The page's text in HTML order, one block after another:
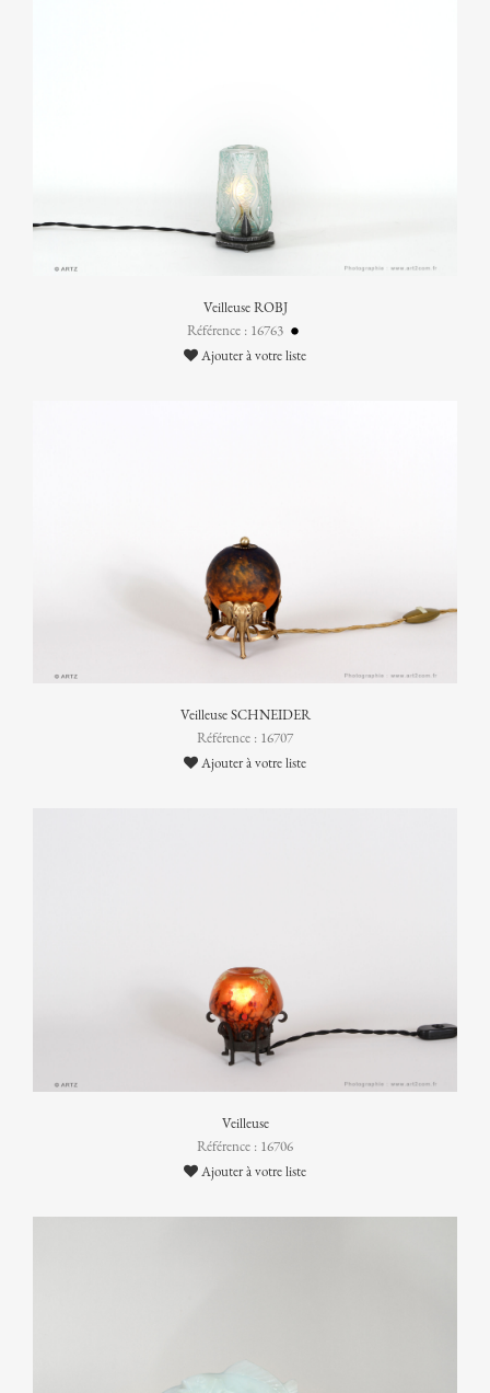
Veilleuse ROBJ
Référence : 16763
Ajouter à votre liste
Veilleuse SCHNEIDER
Référence : 16707
Ajouter à votre liste
Veilleuse
Référence : 16706
Ajouter à votre liste